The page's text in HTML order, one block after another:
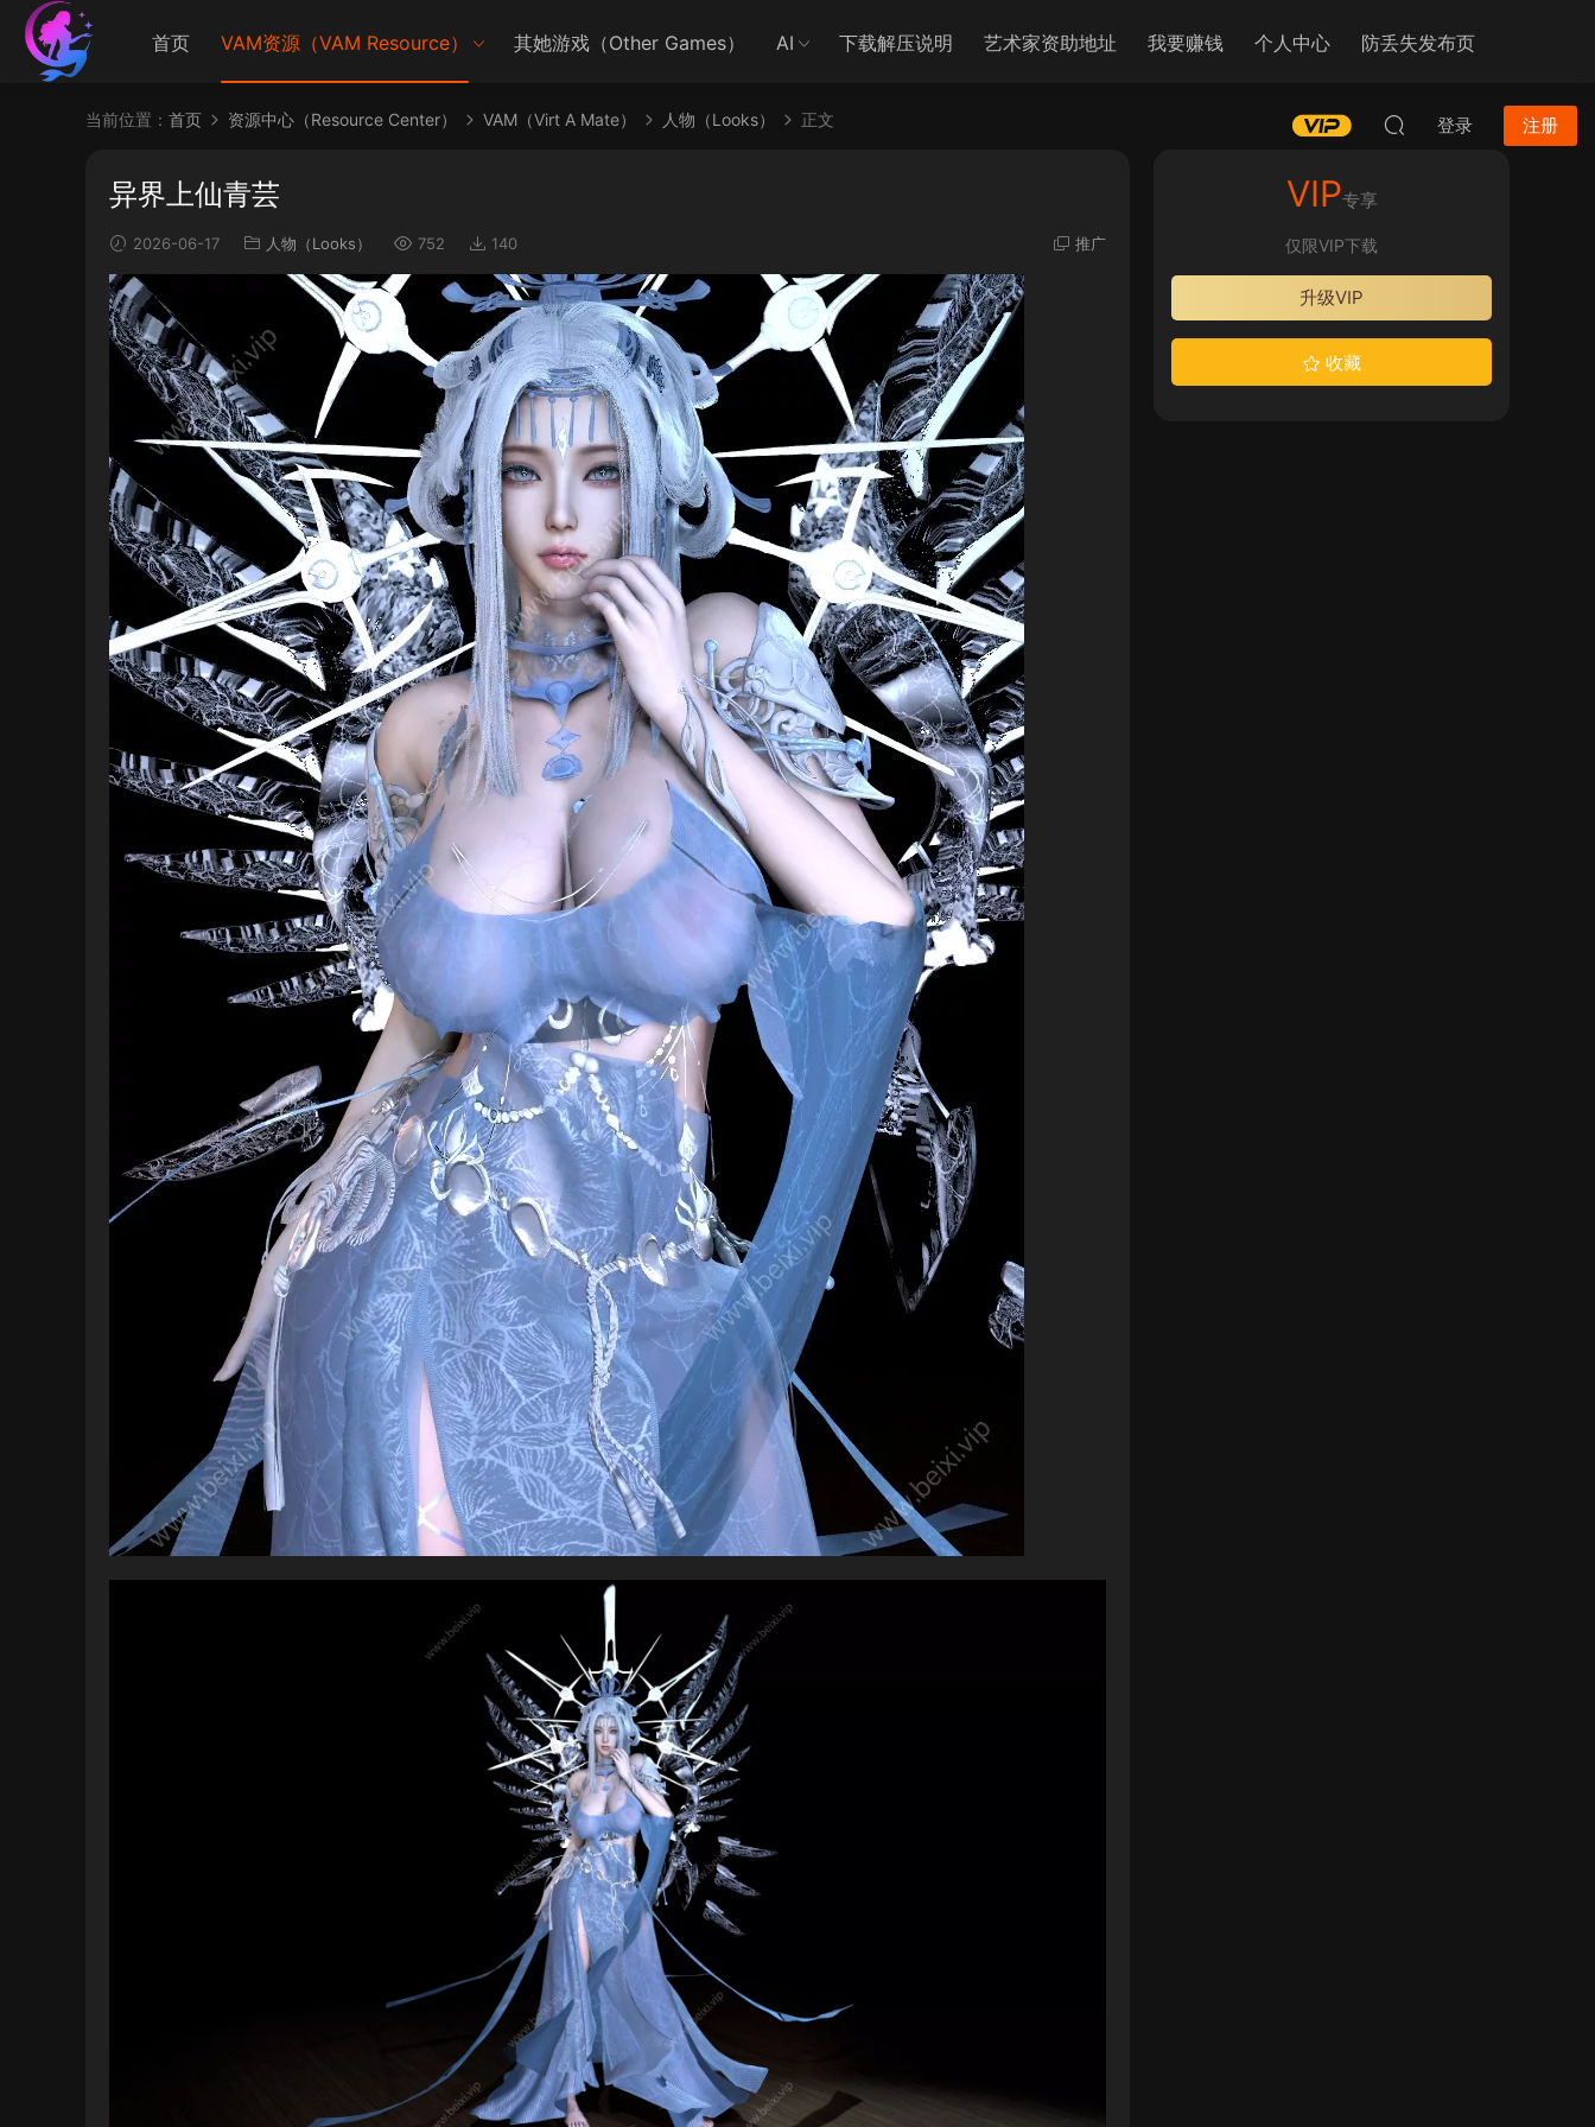
首页 VAM资源（VAM Resource） 其她游戏（Other Games） AI 下载解压说明 艺术家资助地址 我要赚钱 个人中心 防丢失发布页
登录 注册
当前位置： 首页 资源中心（Resource Center） VAM（Virt A Mate） 人物（Looks） 正文
异界上仙青芸
2026-06-17 人物（Looks） 752 140 推广
VIP专享
仅限VIP下载
升级VIP
收藏